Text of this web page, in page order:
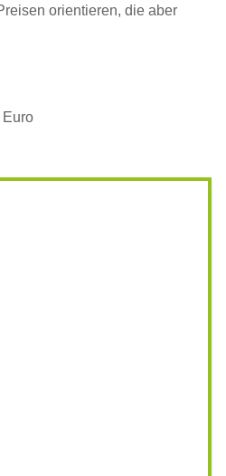
orientieren, die aber
Euro